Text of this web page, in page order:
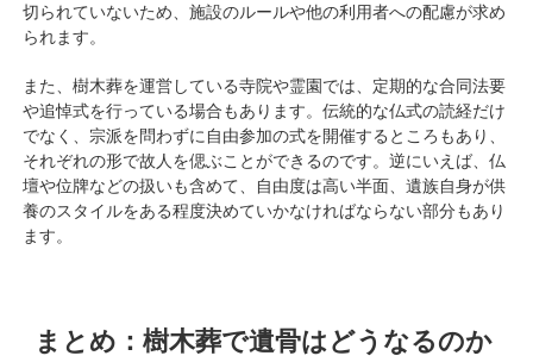
切られていないため、施設のルールや他の利用者への配慮が求め
られます。
また、樹木葬を運営している寺院や霊園では、定期的な合同法要
や追悼式を行っている場合もあります。伝統的な仏式の読経だけ
でなく、宗派を問わずに自由参加の式を開催するところもあり、
それぞれの形で故人を偲ぶことができるのです。逆にいえば、仏
壇や位牌などの扱いも含めて、自由度は高い半面、遺族自身が供
養のスタイルをある程度決めていかなければならない部分もあり
ます。
まとめ：樹木葬で遺骨はどうなるのか